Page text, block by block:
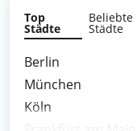
Top
Städte
Beliebte
Städte
Berlin
München
Köln